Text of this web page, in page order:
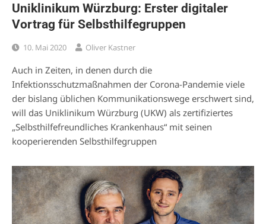
Uniklinikum Würzburg: Erster digitaler
Vortrag für Selbsthilfegruppen
10. Mai 2020 Oliver Kastner
Auch in Zeiten, in denen durch die
Infektionsschutzmaßnahmen der Corona-Pandemie viele
der bislang üblichen Kommunikationswege erschwert sind,
will das Uniklinikum Würzburg (UKW) als zertifiziertes
„Selbsthilfefreundliches Krankenhaus“ mit seinen
kooperierenden Selbsthilfegruppen